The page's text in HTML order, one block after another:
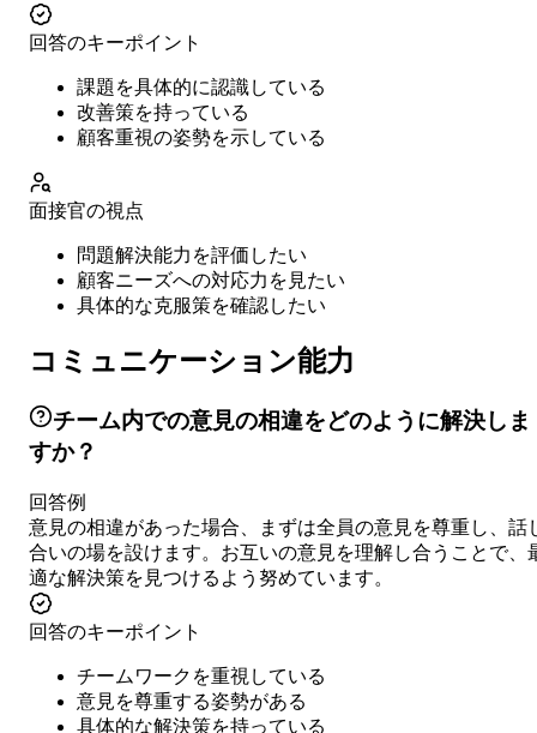
回答のキーポイント
課題を具体的に認識している
改善策を持っている
顧客重視の姿勢を示している
面接官の視点
問題解決能力を評価したい
顧客ニーズへの対応力を見たい
具体的な克服策を確認したい
コミュニケーション能力
チーム内での意見の相違をどのように解決しま
すか？
回答例
意見の相違があった場合、まずは全員の意見を尊重し、話
合いの場を設けます。お互いの意見を理解し合うことで、
適な解決策を見つけるよう努めています。
回答のキーポイント
チームワークを重視している
意見を尊重する姿勢がある
具体的な解決策を持っている